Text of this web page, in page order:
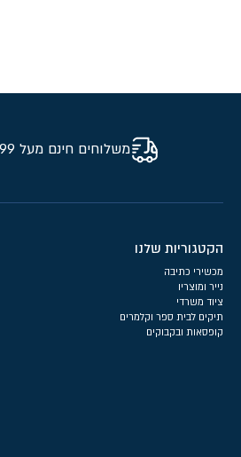
משלוחים חינם מעל 299 ₪
הקטגוריות שלנו
מכשירי כתיבה
נייר ומוצריו
ציוד משרדי
תיקים לבית ספר וקלמרים
קופסאות ובקבוקים